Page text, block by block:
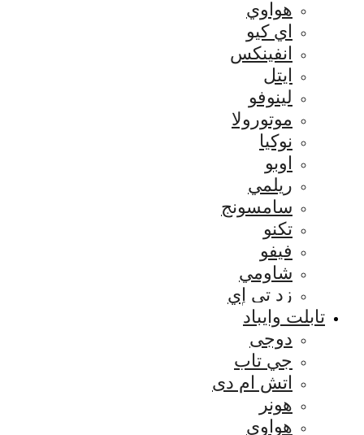
هواوي
اي كيو
انفينكس
ايتل
لينوفو
موتورولا
نوكيا
اوبو
ريلمي
سامسونج
تكنو
فيفو
شاومي
زد تي إي
تابلت وايباد
دوجى
جي تاب
اتش ام دى
هونر
هواوي